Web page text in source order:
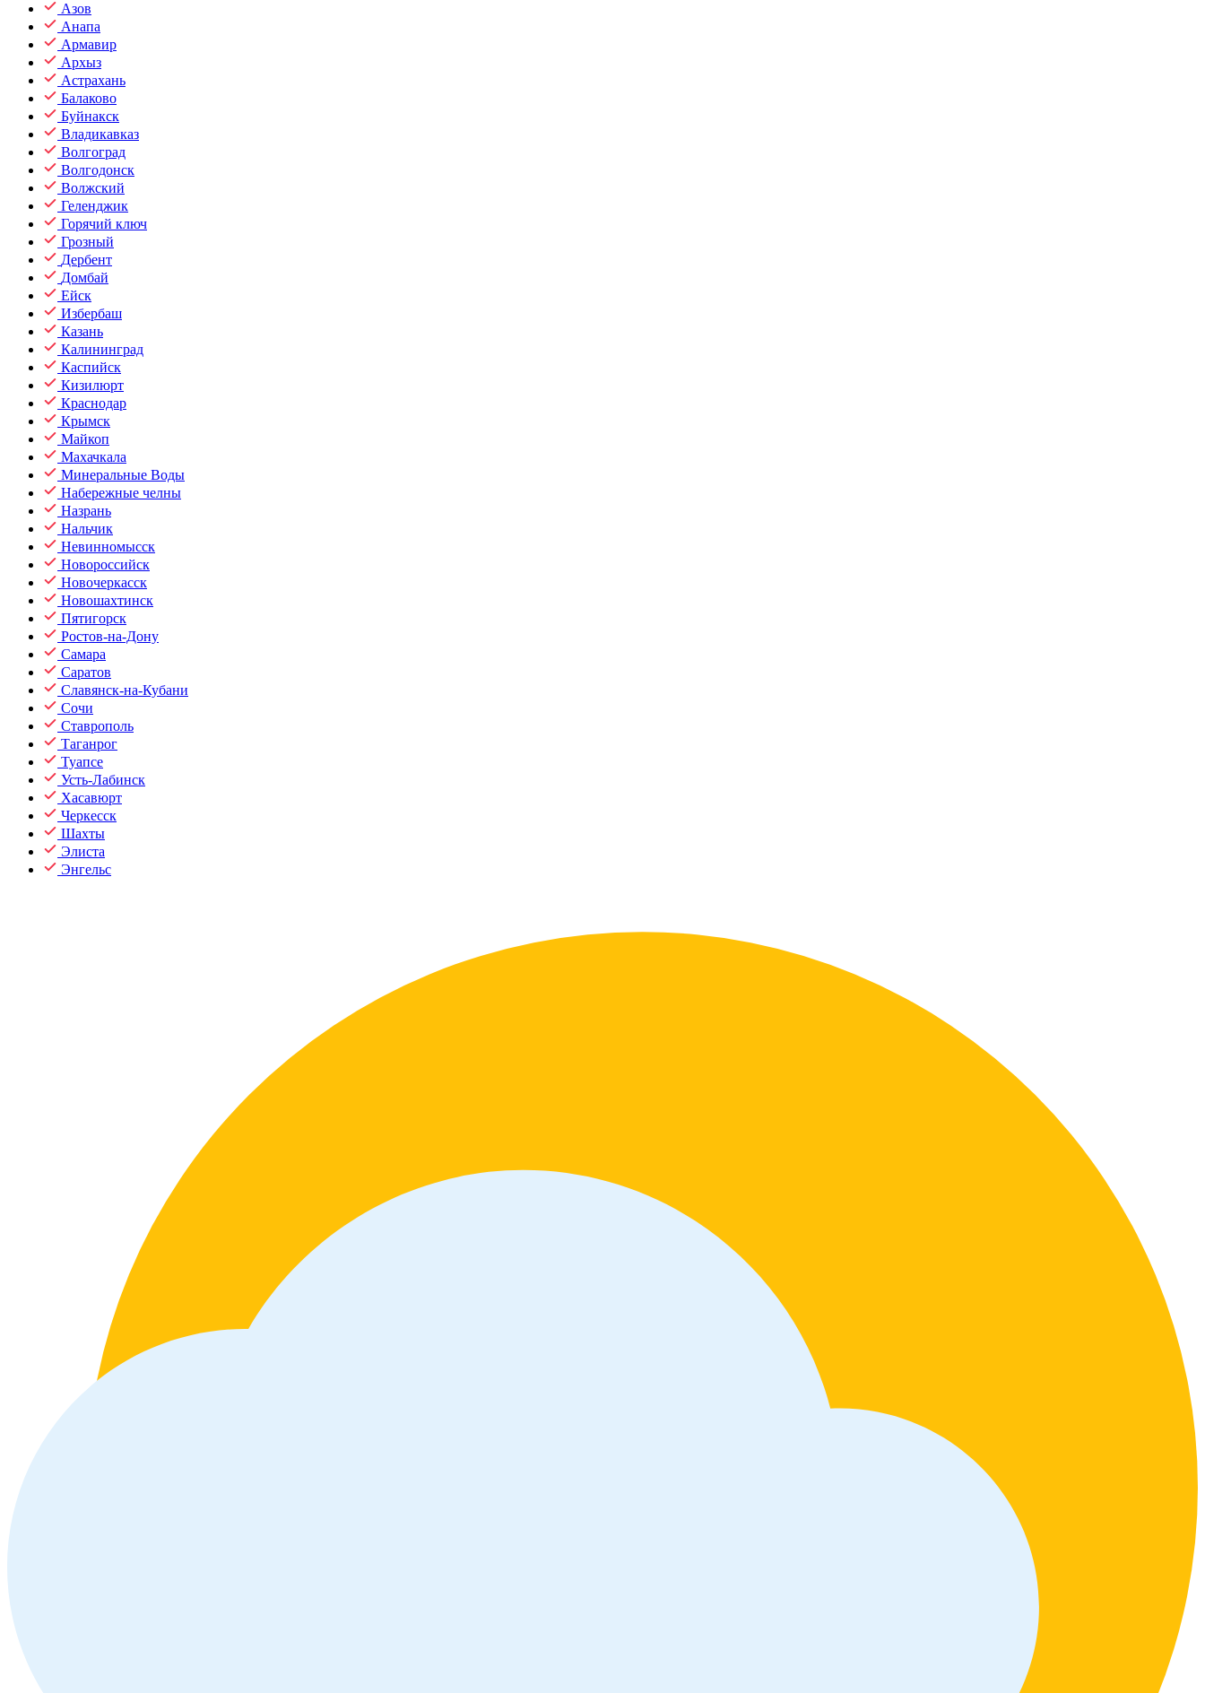
Азов
Анапа
Армавир
Архыз
Астрахань
Балаково
Буйнакск
Владикавказ
Волгоград
Волгодонск
Волжский
Геленджик
Горячий ключ
Грозный
Дербент
Домбай
Ейск
Избербаш
Казань
Калининград
Каспийск
Кизилюрт
Краснодар
Крымск
Майкоп
Махачкала
Минеральные Воды
Набережные челны
Назрань
Нальчик
Невинномысск
Новороссийск
Новочеркасск
Новошахтинск
Пятигорск
Ростов-на-Дону
Самара
Саратов
Славянск-на-Кубани
Сочи
Ставрополь
Таганрог
Туапсе
Усть-Лабинск
Хасавюрт
Черкесск
Шахты
Элиста
Энгельс